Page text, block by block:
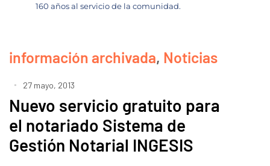
160 años al servicio de la comunidad.
información archivada, Noticias
27 mayo, 2013
Nuevo servicio gratuito para
el notariado Sistema de
Gestión Notarial INGESIS